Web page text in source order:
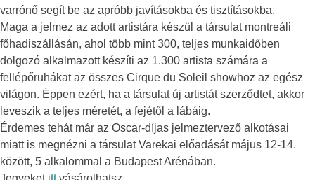
varrónő segít be az apróbb javításokba és tisztításokba.
Maga a jelmez az adott artistára készül a társulat montreáli
főhadiszállásán, ahol több mint 300, teljes munkaidőben
dolgozó alkalmazott készíti az 1.300 artista számára a
fellépőruhákat az összes Cirque du Soleil showhoz az egész
világon. Éppen ezért, ha a társulat új artistát szerződtet, akkor
leveszik a teljes méretét, a fejétől a lábáig.
Érdemes tehát már az Oscar-díjas jelmeztervező alkotásai
miatt is megnézni a társulat Varekai előadását május 12-14.
között, 5 alkalommal a Budapest Arénában.